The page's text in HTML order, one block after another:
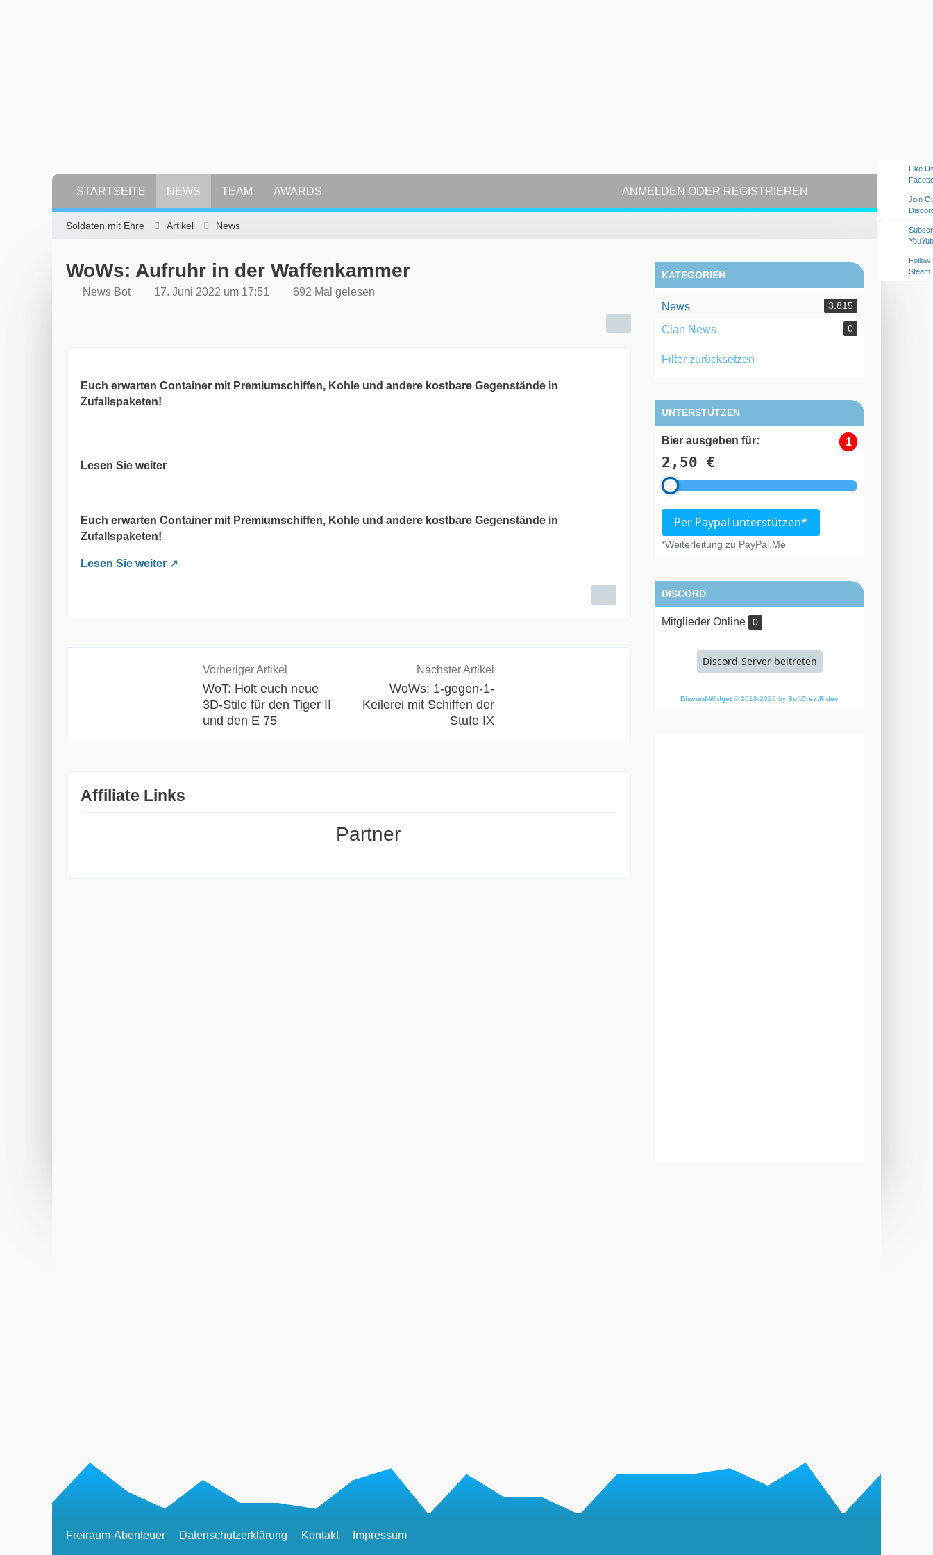
STARTSEITE NEWS TEAM AWARDS ANMELDEN ODER REGISTRIEREN
Soldaten mit Ehre Artikel News
WoWs: Aufruhr in der Waffenkammer
News Bot 17. Juni 2022 um 17:51 692 Mal gelesen
Euch erwarten Container mit Premiumschiffen, Kohle und andere kostbare Gegenstände in
Zufallspaketen!
Lesen Sie weiter
Euch erwarten Container mit Premiumschiffen, Kohle und andere kostbare Gegenstände in
Zufallspaketen!
Lesen Sie weiter
Vorheriger Artikel
WoT: Holt euch neue
3D-Stile für den Tiger II
und den E 75
Nächster Artikel
WoWs: 1-gegen-1-
Keilerei mit Schiffen der
Stufe IX
Affiliate Links
Partner
KATEGORIEN
News 3.815
Clan News 0
Filter zurücksetzen
UNTERSTÜTZEN
Bier ausgeben für:
2,50 €
1
Per Paypal unterstützen*
*Weiterleitung zu PayPal.Me
DISCORD
Mitglieder Online 0
Discord-Server beitreten
Discord-Widget© 2018-2026 by SoftCreatR.dev
Freiraum-Abenteuer Datenschutzerklärung Kontakt Impressum
Like
Join
Follow
Steam